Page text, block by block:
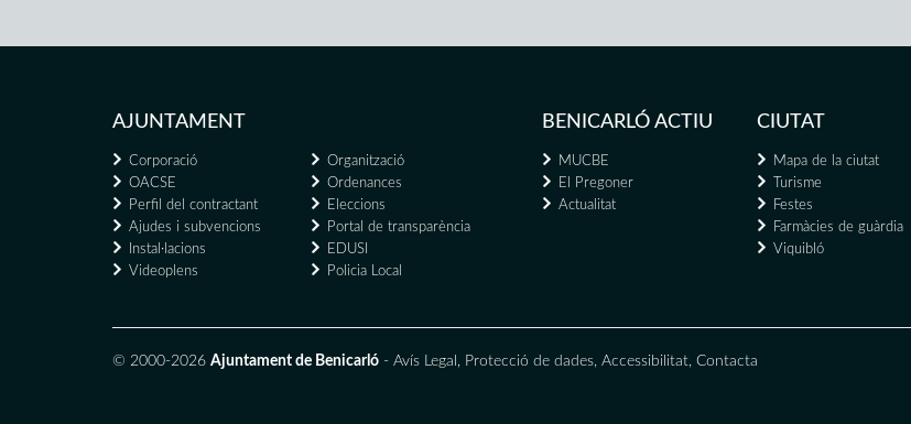
AJUNTAMENT
Corporació
Organització
OACSE
Ordenances
Perfil del contractant
Eleccions
Ajudes i subvencions
Portal de transparència
Instal·lacions
EDUSI
Videoplens
Policia Local
BENICARLÓ ACTIU
MUCBE
El Pregoner
Actualitat
CIUTAT
Mapa de la ciutat
Turisme
Festes
Farmàcies de guàrdia
Viquibló
© 2000-2026 Ajuntament de Benicarló - Avís Legal , Protecció de dades, Accessibilitat, Contacta